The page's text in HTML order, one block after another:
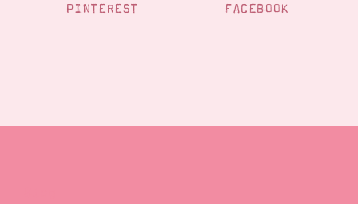
PINTEREST FACEBOOK